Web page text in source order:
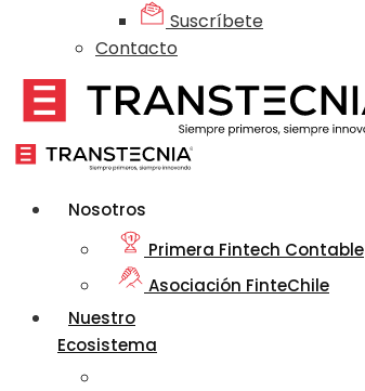
Suscríbete
Contacto
Nosotros
Primera Fintech Contable
Asociación FinteChile
Nuestro
Ecosistema